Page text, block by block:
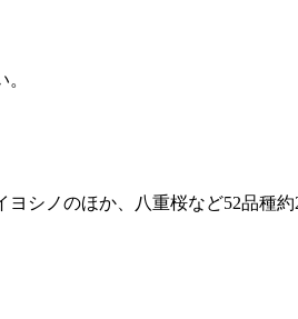
シノのほか、八重桜など52品種約